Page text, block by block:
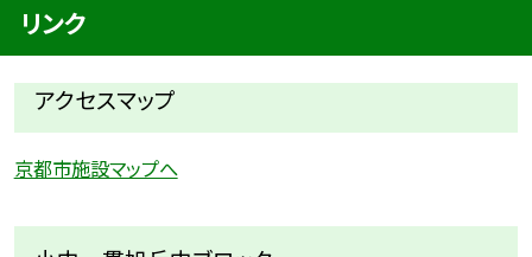
リンク
アクセスマップ
京都市施設マップへ